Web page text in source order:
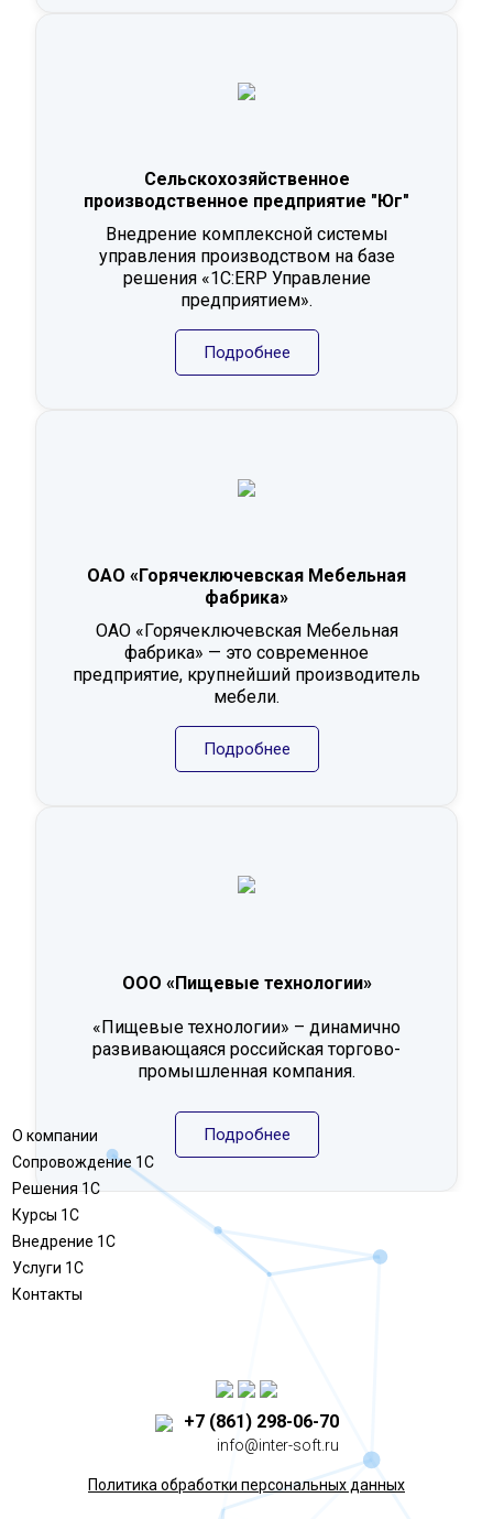
Сельскохозяйственное
производственное предприятие "Юг"
Внедрение комплексной системы
управления производством на базе
решения «1С:ERP Управление
предприятием».
Подробнее
ОАО «Горячеключевская Мебельная
фабрика»
ОАО «Горячеключевская Мебельная
фабрика» — это современное
предприятие, крупнейший производитель
мебели.
Подробнее
ООО «Пищевые технологии»
«Пищевые технологии» – динамично
развивающаяся российская торгово-
промышленная компания.
Подробнее
О компании
Сопровождение 1С
Решения 1С
Курсы 1С
Внедрение 1С
Услуги 1С
Контакты
+7 (861) 298-06-70
info@inter-soft.ru
Политика обработки персональных данных